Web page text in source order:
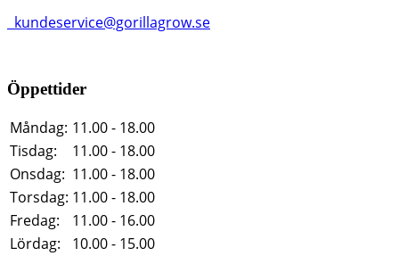
kundeservice@gorillagrow.se
Öppettider
Måndag: 11.00 - 18.00
Tisdag:
11.00 - 18.00
Onsdag: 11.00 - 18.00
Torsdag: 11.00 - 18.00
Fredag:
11.00 - 16.00
Lördag:
10.00 - 15.00